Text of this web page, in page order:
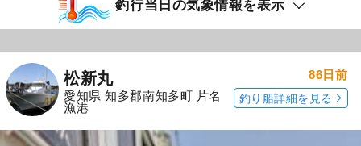
釣行当日の気象情報を表示
松新丸
愛知県 知多郡南知多町 片名
漁港
86日前
釣り船詳細を見る